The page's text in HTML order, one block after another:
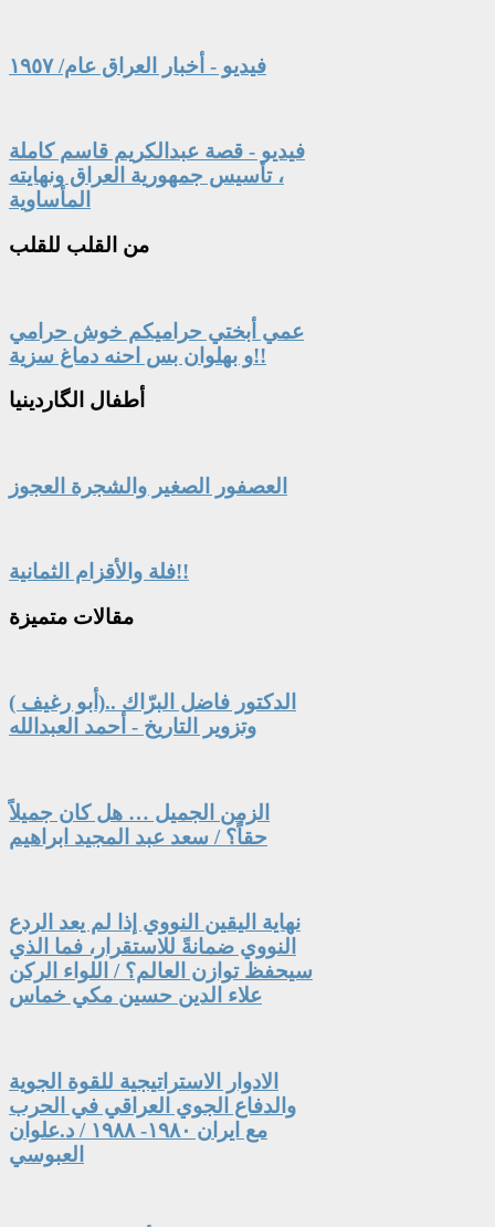
فيديو - أخبار العراق عام/ ١٩٥٧
فيديو - قصة عبدالكريم قاسم كاملة
، تأسيس جمهورية العراق ونهايته
المأساوية
من القلب للقلب
عمي أبختي حراميكم خوش حرامي
و بهلوان بس احنه دماغ سزية!!
أطفال الگاردينيا
العصفور الصغير والشجرة العجوز
فلة والأقزام الثمانية!!
مقالات متميزة
الدكتور فاضل البرّاك ..(أبو رغيف )
وتزوير التاريخ - أحمد العبدالله
الزمن الجميل … هل كان جميلاً
حقاً؟ / سعد عبد المجيد ابراهيم
نهاية اليقين النووي إذا لم يعد الردع
النووي ضمانةً للاستقرار، فما الذي
سيحفظ توازن العالم؟ / اللواء الركن
علاء الدين حسين مكي خماس
الادوار الاستراتيجية للقوة الجوية
والدفاع الجوي العراقي في الحرب
مع ايران ١٩٨٠- ١٩٨٨ / د.علوان
العبوسي